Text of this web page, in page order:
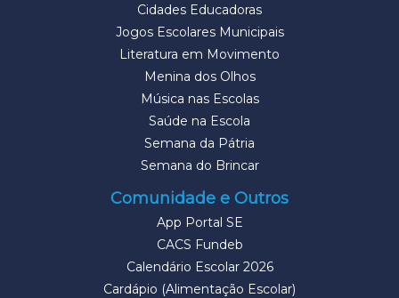
Cidades Educadoras
Jogos Escolares Municipais
Literatura em Movimento
Menina dos Olhos
Música nas Escolas
Saúde na Escola
Semana da Pátria
Semana do Brincar
Comunidade e Outros
App Portal SE
CACS Fundeb
Calendário Escolar 2026
Cardápio (Alimentação Escolar)